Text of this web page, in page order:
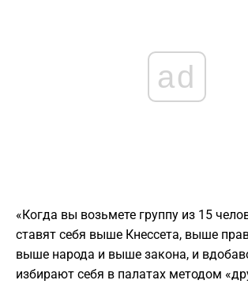
ad
«Когда вы возьмете группу из 15
ставят себя выше Кнессета, выше
выше народа и выше закона, и
избирают себя в палатах методом